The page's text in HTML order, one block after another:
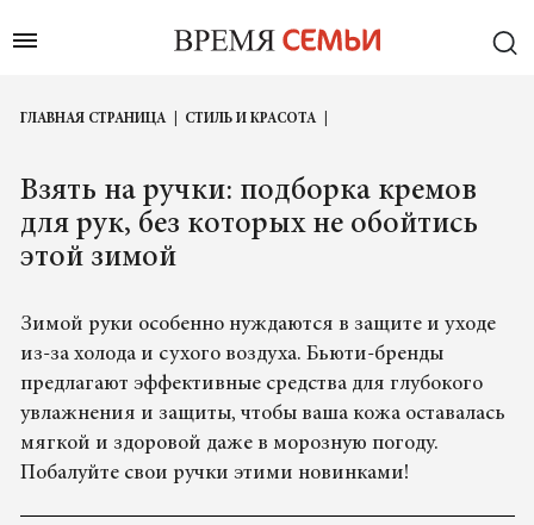
ГЛАВНАЯ СТРАНИЦА СТИЛЬ И КРАСОТА
Взять на ручки: подборка кремов
для рук, без которых не обойтись
этой зимой
Зимой руки особенно нуждаются в защите и уходе
из-за холода и сухого воздуха. Бьюти-бренды
предлагают эффективные средства для глубокого
увлажнения и защиты, чтобы ваша кожа оставалась
мягкой и здоровой даже в морозную погоду.
Побалуйте свои ручки этими новинками!